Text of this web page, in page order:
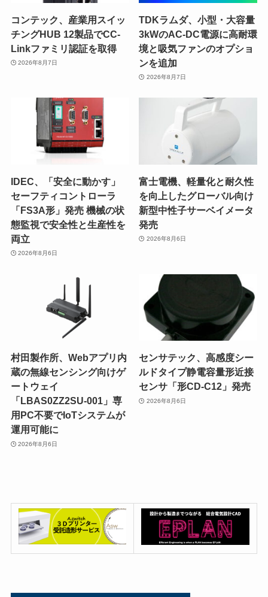
コンテック、産業用スイッ
チングHUB 12製品でCC-
Linkファミリ認証を取得
2026年8月7日
TDKラムダ、小型・大容量
3kWのAC-DC電源に高耐環
境と吸気ファンのオプショ
ンを追加
2026年8月7日
IDEC、「安全に動かす」
セーフティコントローラ
「FS3A形」発売 機械の状
態監視で安全性と生産性を
両立
2026年8月6日
富士電機、軽量化と耐久性
を向上したグローバル向け
新型中性子サーベイメータ
発売
2026年8月6日
村田製作所、Webアプリ内
蔵の無線センシング向けゲ
ートウェイ
「LBAS0ZZ2SU-001」専
用PC不要でIoTシステムが
運用可能に
2026年8月6日
センサテック、高感度シー
ルドタイプ静電容量形近接
センサ「形CD-C12」発売
2026年8月6日